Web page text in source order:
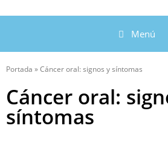
Menú
Portada »Cáncer oral: signos y síntomas
Cáncer oral:
síntomas